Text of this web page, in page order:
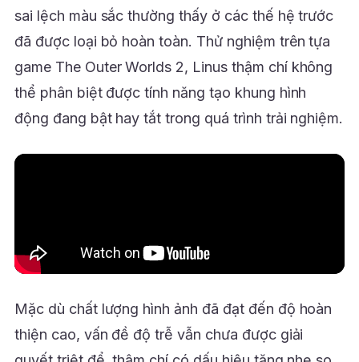
sai lệch màu sắc thường thấy ở các thế hệ trước
đã được loại bỏ hoàn toàn. Thử nghiệm trên tựa
game The Outer Worlds 2, Linus thậm chí không
thể phân biệt được tính năng tạo khung hình
động đang bật hay tắt trong quá trình trải nghiệm.
Mặc dù chất lượng hình ảnh đã đạt đến độ hoàn
thiện cao, vấn đề độ trễ vẫn chưa được giải